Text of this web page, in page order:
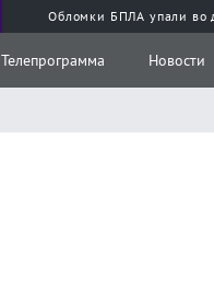
Обломки БПЛА упали во
Телепрограмма Новости